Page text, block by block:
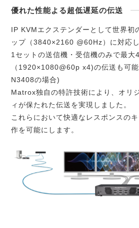
優れた性能よる超低遅延の伝送
IP KVMエクステンダーとして世界初
ップ（3840×2160 @60Hz）に対応し
1セットの送信機・受信機のみで最大
（1920×1080@60p x4)の伝送も可
N3408の場合)
Matrox独自の特許技術により、オリ
ィが保たれた伝送を実現しました。
これらにおいて快適なレスポンスの
作を可能にします。